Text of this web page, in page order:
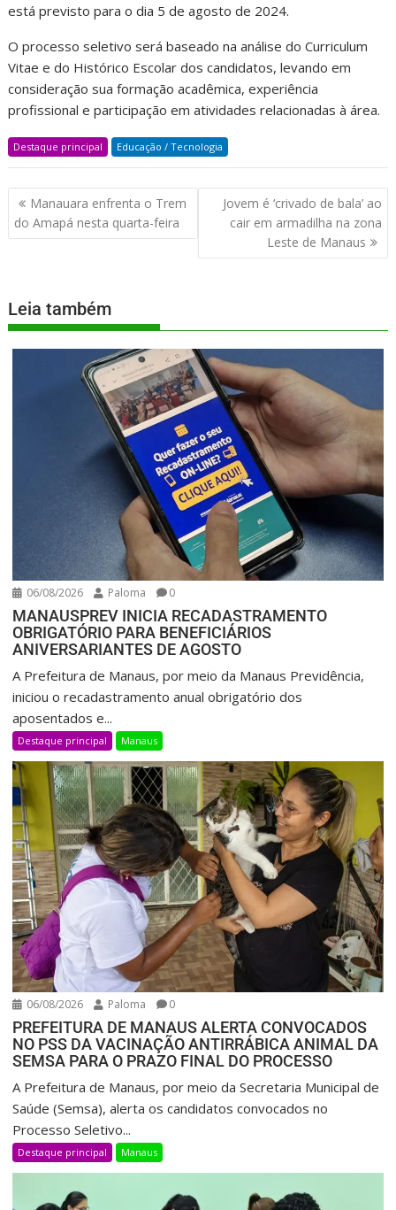
está previsto para o dia 5 de agosto de 2024.
O processo seletivo será baseado na análise do Curriculum
Vitae e do Histórico Escolar dos candidatos, levando em
consideração sua formação acadêmica, experiência
profissional e participação em atividades relacionadas à área.
Destaque principal Educação / Tecnologia
Manauara enfrenta o Trem
do Amapá nesta quarta-feira
Jovem é ‘crivado de bala’ ao
cair em armadilha na zona
Leste de Manaus
Leia também
06/08/2026 Paloma 0
MANAUSPREV INICIA RECADASTRAMENTO
OBRIGATÓRIO PARA BENEFICIÁRIOS
ANIVERSARIANTES DE AGOSTO
A Prefeitura de Manaus, por meio da Manaus Previdência,
iniciou o recadastramento anual obrigatório dos
aposentados e...
Destaque principal Manaus
06/08/2026 Paloma 0
PREFEITURA DE MANAUS ALERTA CONVOCADOS
NO PSS DA VACINAÇÃO ANTIRRÁBICA ANIMAL DA
SEMSA PARA O PRAZO FINAL DO PROCESSO
A Prefeitura de Manaus, por meio da Secretaria Municipal de
Saúde (Semsa), alerta os candidatos convocados no
Processo Seletivo...
Destaque principal Manaus